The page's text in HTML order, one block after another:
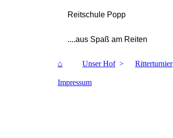
Reitschule Popp
....aus Spaß am Reiten
⌂ Unser Hof Ritterturnier
Impressum